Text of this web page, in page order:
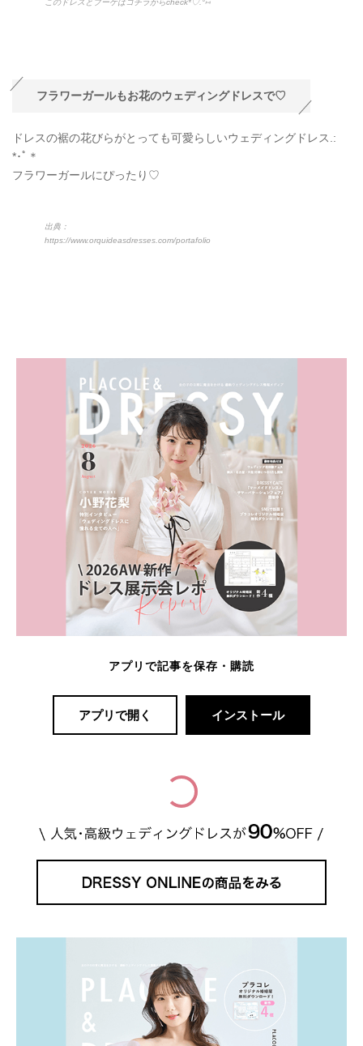
このドレスとブーケはコチラからcheck*♡.°⑅
フラワーガールもお花のウェディングドレスで♡
ドレスの裾の花びらがとっても可愛らしいウェディングドレス.:
*･ﾟ＊
フラワーガールにぴったり♡
出典：
https://www.orquideasdresses.com/portafolio
アプリで記事を保存・購読
アプリで開く インストール